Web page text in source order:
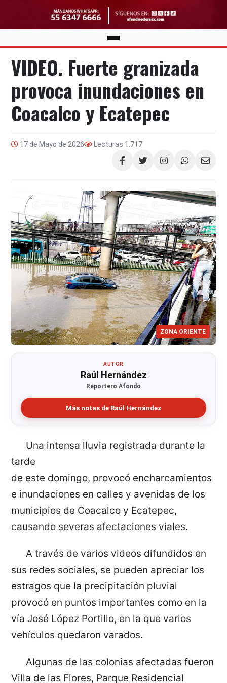
VIDEO. Fuerte granizada
provoca inundaciones en
Coacalco y Ecatepec
17 de Mayo de 2026 Lecturas 1.717
Compartir
ZONA ORIENTE
AUTOR
Raúl Hernández
Reportero Afondo
Más notas de Raúl Hernández
Una intensa lluvia registrada durante la
tarde
de este domingo, provocó encharcamientos
e inundaciones en calles y avenidas de los
municipios de Coacalco y Ecatepec,
causando severas afectaciones viales.
A través de varios videos difundidos en
sus redes sociales, se pueden apreciar los
estragos que la precipitación pluvial
provocó en puntos importantes como en la
vía José López Portillo, en la que varios
vehículos quedaron varados.
Algunas de las colonias afectadas fueron
Villa de las Flores, Parque Residencial